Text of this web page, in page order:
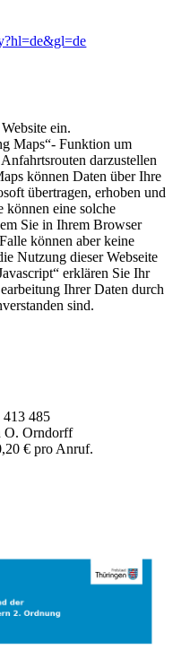
ein.
Maps“- Funktion um
darzustellen
können Daten über Ihre
übertragen, erhoben und
können eine solche
Sie in Ihrem Browser
können aber keine
Nutzung dieser Webseite
erklären Sie Ihr
Ihrer Daten durch
sind.
413 485
O. Orndorff
€ pro Anruf.